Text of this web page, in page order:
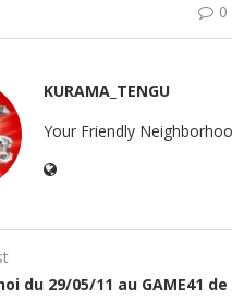
KURAMA_TENGU
Your Friendly
du 29/05/11 au GAME41